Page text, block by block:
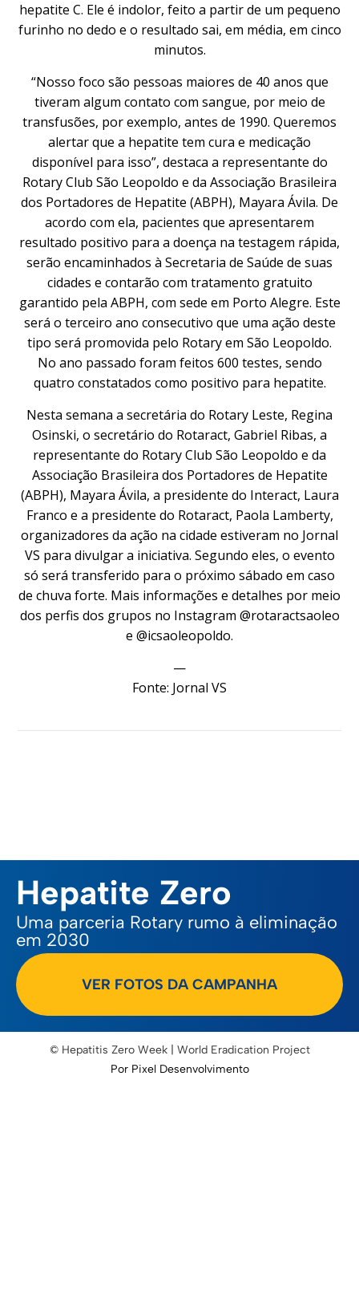
hepatite C. Ele é indolor, feito a partir de um pequeno
furinho no dedo e o resultado sai, em média, em cinco
minutos.
“Nosso foco são pessoas maiores de 40 anos que
tiveram algum contato com sangue, por meio de
transfusões, por exemplo, antes de 1990. Queremos
alertar que a hepatite tem cura e medicação
disponível para isso”, destaca a representante do
Rotary Club São Leopoldo e da Associação Brasileira
dos Portadores de Hepatite (ABPH), Mayara Ávila. De
acordo com ela, pacientes que apresentarem
resultado positivo para a doença na testagem rápida,
serão encaminhados à Secretaria de Saúde de suas
cidades e contarão com tratamento gratuito
garantido pela ABPH, com sede em Porto Alegre. Este
será o terceiro ano consecutivo que uma ação deste
tipo será promovida pelo Rotary em São Leopoldo.
No ano passado foram feitos 600 testes, sendo
quatro constatados como positivo para hepatite.
Nesta semana a secretária do Rotary Leste, Regina
Osinski, o secretário do Rotaract, Gabriel Ribas, a
representante do Rotary Club São Leopoldo e da
Associação Brasileira dos Portadores de Hepatite
(ABPH), Mayara Ávila, a presidente do Interact, Laura
Franco e a presidente do Rotaract, Paola Lamberty,
organizadores da ação na cidade estiveram no Jornal
VS para divulgar a iniciativa. Segundo eles, o evento
só será transferido para o próximo sábado em caso
de chuva forte. Mais informações e detalhes por meio
dos perfis dos grupos no Instagram @rotaractsaoleo
e @icsaoleopoldo.
—
Fonte: Jornal VS
Hepatite Zero
Uma parceria Rotary rumo à eliminação
em 2030
VER FOTOS DA CAMPANHA
© Hepatitis Zero Week | World Eradication Project
Por Pixel Desenvolvimento